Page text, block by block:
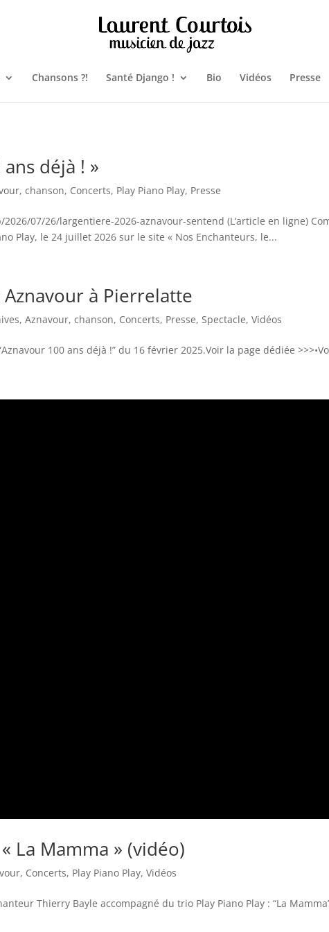
Chansons ?! Santé Django ! Bio Vidéos Presse
déjà ! »
,chanson, Concerts, Play Piano Play, Presse
07/26/largentiere-2026-aznavour-sentend (L’article en ligne)
Play, le 24 juillet 2026 sur le site « Nos Enchanteurs, le...
à Pierrelatte
,Aznavour,chanson, Concerts, Presse,Spectacle,Vidéos
100 ans déjà !” du 16 février 2025.Voir la page dédiée
La Mamma » (vidéo)
, Concerts, Play Piano Play,Vidéos
Thierry Bayle accompagné du trio Play Piano Play : “La